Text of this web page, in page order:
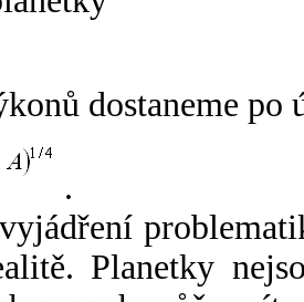
dostaneme po
.
Planetky